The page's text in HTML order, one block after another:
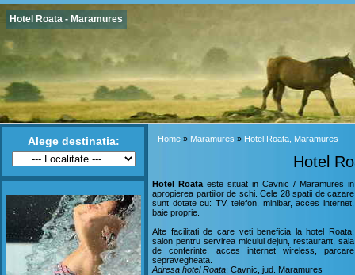
Hotel Roata - Maramures
Alege destinatia: Home » Maramures » Hotel Roata, Maramures
Hotel
Hotel Roata este situat in Cavnic / Maramures in
apropierea partiilor de schi. Cele 28 spatii de cazare
sunt dotate cu: TV, telefon, minibar, acces internet,
baie proprie.
Alte facilitati de care veti beneficia la hotel Roata:
salon pentru servirea micului dejun, restaurant, sala
de conferinte, acces internet wireless, parcare
sepravegheata.
Adresa hotel Roata: Cavnic, jud. Maramures